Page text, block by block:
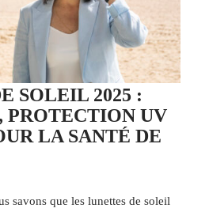
SOLEIL 2025 :
PROTECTION UV
LA SANTÉ DE
savons que les lunettes de soleil